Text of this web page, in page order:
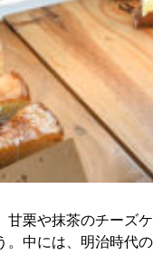
甘栗や抹茶のチーズケ
。中には、明治時代の